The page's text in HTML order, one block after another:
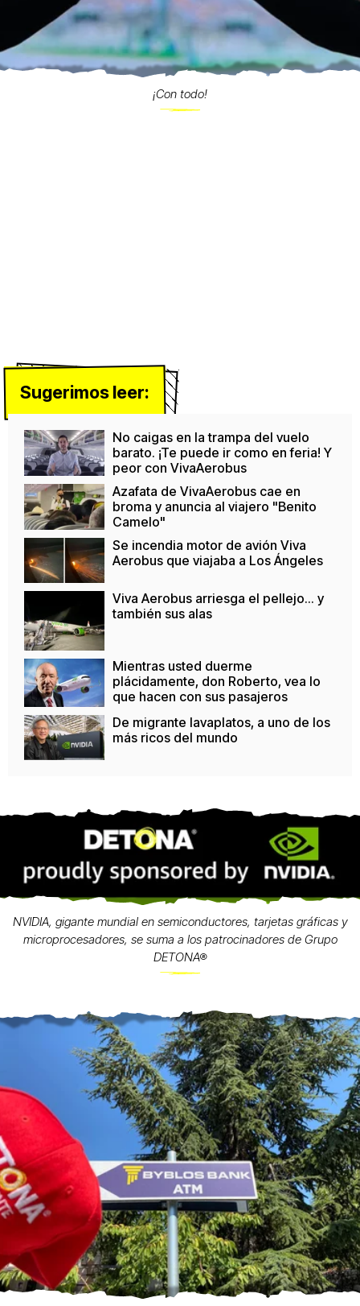
¡Con todo!
Sugerimos leer:
No caigas en la trampa del vuelo
barato. ¡Te puede ir como en feria! Y
peor con VivaAerobus
Azafata de VivaAerobus cae en
broma y anuncia al viajero "Benito
Camelo"
Se incendia motor de avión Viva
Aerobus que viajaba a Los Ángeles
Viva Aerobus arriesga el pellejo... y
también sus alas
Mientras usted duerme
plácidamente, don Roberto, vea lo
que hacen con sus pasajeros
De migrante lavaplatos, a uno de los
más ricos del mundo
NVIDIA, gigante mundial en semiconductores, tarjetas gráficas y
microprocesadores, se suma a los patrocinadores de Grupo
DETONA®